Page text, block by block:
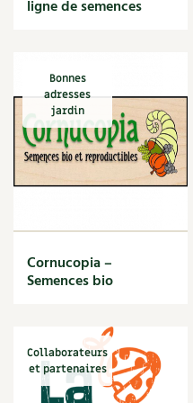
Conception et gros oeuvre
Matériaux écologiques
Gestion de l’eau
Entretien de la maison
Santé et bien-être
Expés
Trocs & petites annonces
Appels à témoignage
Mieux consommer
ligne de semences
Bonnes
adresses
jardin
Cornucopia –
Semences bio
Collaborateurs
et partenaires